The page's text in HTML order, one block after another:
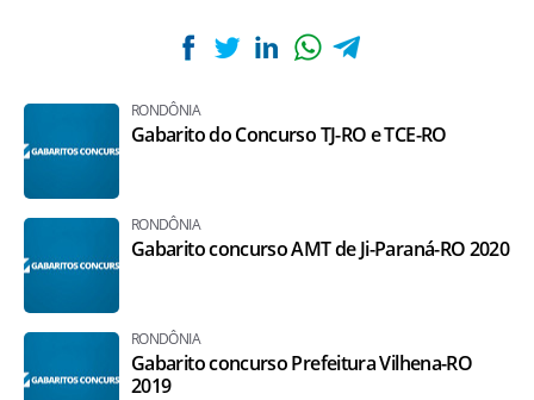
RONDÔNIA
Gabarito do Concurso TJ-RO e TCE-RO
RONDÔNIA
Gabarito concurso AMT de Ji-Paraná-RO 2020
RONDÔNIA
Gabarito concurso Prefeitura Vilhena-RO
2019